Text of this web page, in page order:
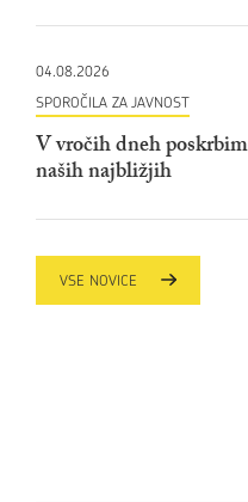
04.08.2026
SPOROČILA ZA JAVNOST
V vročih dneh
naših najbližjih
VSE NOVICE